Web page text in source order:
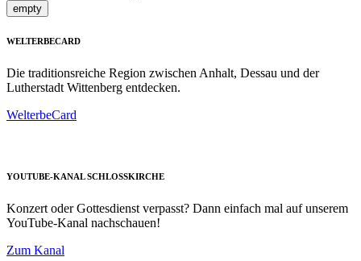
empty
WELTERBECARD
Die traditionsreiche Region zwischen Anhalt, Dessau und der
Lutherstadt Wittenberg entdecken.
WelterbeCard
YOUTUBE-KANAL SCHLOSSKIRCHE
Konzert oder Gottesdienst verpasst? Dann einfach mal auf unserem
YouTube-Kanal nachschauen!
Zum Kanal